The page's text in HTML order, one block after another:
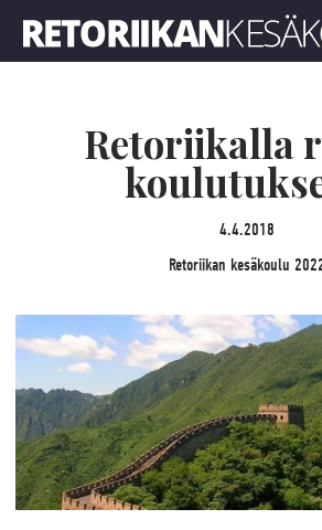
Retoriikalla
4.4.2018
Retoriikan kesäkoulu